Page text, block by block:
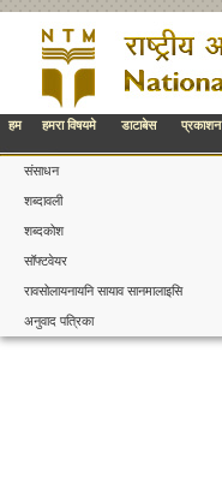
हम हमरा विषयमे डाटाबेस प्रकाशन
संसाधन
शब्दावली
शब्दकोश
सॉफ्टवेयर
रावसोलायनायनि सायाव सानमालाइसि
अनुवाद पत्रिका